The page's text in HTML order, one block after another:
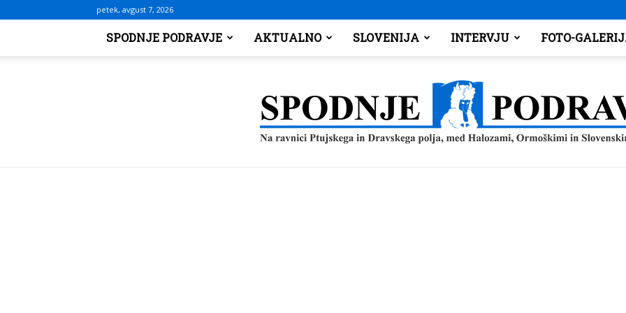
petek, avgust 7, 2026
SPODNJE PODRAVJE AKTUALNO SLOVENIJA INTERVJU FOTO-